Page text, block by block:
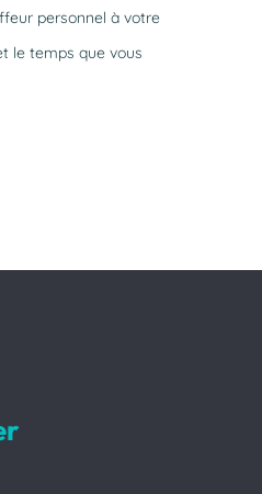
personnel à votre
le temps que vous